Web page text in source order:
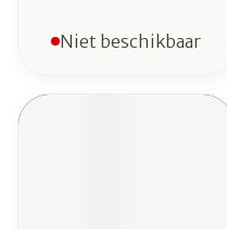
Niet beschikbaar